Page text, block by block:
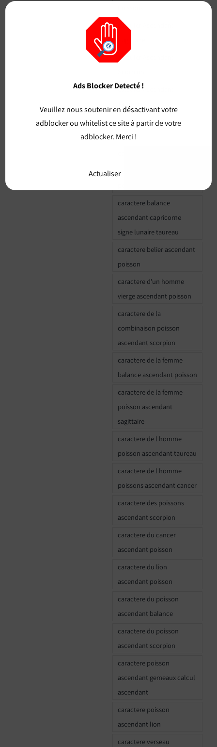
calculer Ascendant
calculer Ascendant
calculer Ascendant
Taureau
calculer Ascendant
Verseau
capricorne ascendant
caractere balance
ascendant capricorne
signe lunaire taureau
caractere belier ascendant
poisson
caractere d'un homme
vierge ascendant poisson
caractere de la
combinaison poisson
ascendant scorpion
caractere de la femme
balance ascendant poisson
caractere de la femme
poisson ascendant
sagittaire
caractere de l homme
poisson ascendant taureau
caractere de l homme
poissons ascendant cancer
caractere des poissons
ascendant scorpion
caractere du cancer
ascendant poisson
caractere du lion
ascendant poisson
caractere du poisson
ascendant balance
caractere du poisson
ascendant scorpion
caractere poisson
ascendant gemeaux calcul
ascendant
caractere poisson
ascendant lion
caractere verseau
Ads Blocker Detecté !
Veuillez nous soutenir en désactivant votre
adblocker ou whitelist ce site à partir de votre
adblocker. Merci !
Actualiser